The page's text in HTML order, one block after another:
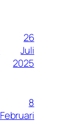
26
Juli
2025
8
Februari